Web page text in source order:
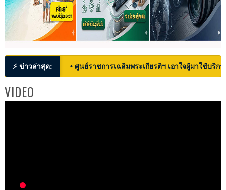
⚡ ข่าวล่าสุด: • ศูนย์ราชการเฉลิมพระเกียรติฯ เอาใจผู้มาใช้บริก
VIDEO